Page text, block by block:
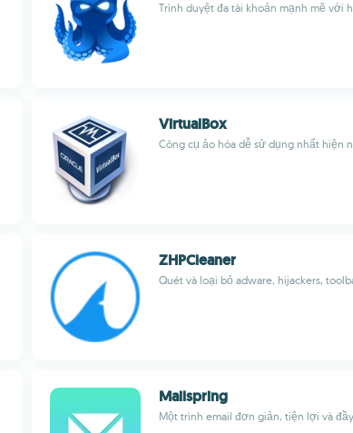
Trình duyệt đa tài khoản mạnh mẽ với
VirtualBox
Công cụ ảo hóa dễ sử dụng nhất hiện
ZHPCleaner
Quét và loại bỏ adware, hijackers,
Mailspring
Một trình email đơn giản, tiện lợi và